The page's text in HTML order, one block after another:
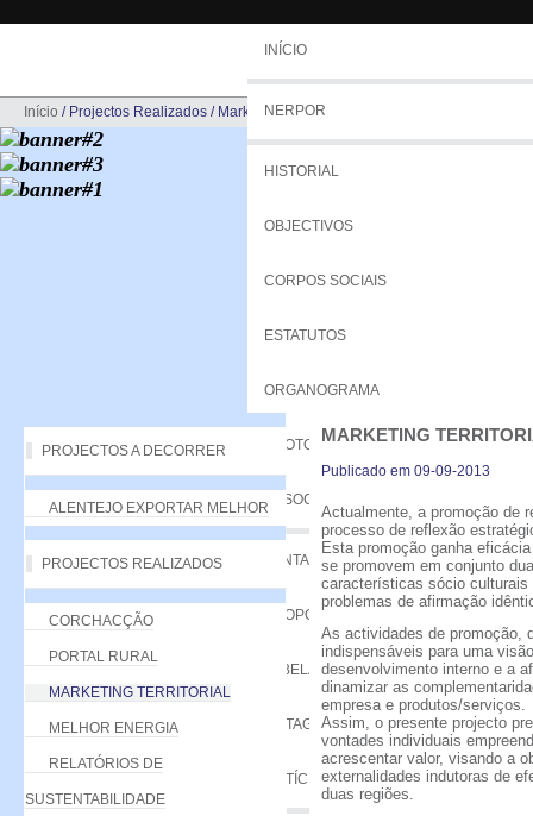
INÍCIO
NERPOR
HISTORIAL
OBJECTIVOS
CORPOS SOCIAIS
ESTATUTOS
ORGANOGRAMA
PROTOCOLOS
ASSOCIADOS
VANTAGENS
PROPOSTA
TABELA DE QUOTAS
LISTAGEM
NOTÍCIAS
Início / Projectos Realizados / Marketing Territorial
PROJECTOS A DECORRER
ALENTEJO EXPORTAR MELHOR
PROJECTOS REALIZADOS
CORCHACÇÃO
PORTAL RURAL
MARKETING TERRITORIAL
MELHOR ENERGIA
RELATÓRIOS DE
SUSTENTABILIDADE
MARKETING
Publicado em 09-09-2013
Actualmente, a promoção de
processo de reflexão
Esta promoção ganha
se promovem em conjunto
características sócio
problemas de afirmação
As actividades de promoção,
indispensáveis para uma
desenvolvimento interno e a
dinamizar as
empresa e produtos/
Assim, o presente projecto
vontades individuais
acrescentar valor, visando a
externalidades indutoras de
duas regiões.